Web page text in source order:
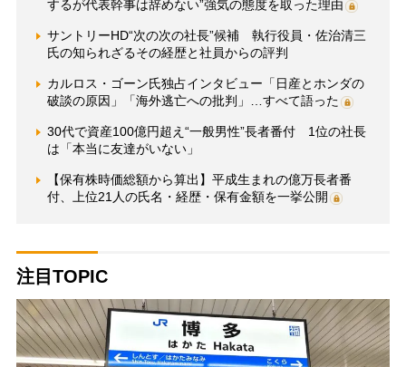
するが代表幹事は辞めない”強気の態度を取った理由
サントリーHD“次の次の社長”候補 執行役員・佐治清三
氏の知られざるその経歴と社員からの評判
カルロス・ゴーン氏独占インタビュー「日産とホンダの
破談の原因」「海外逃亡への批判」…すべて語った
30代で資産100億円超え“一般男性”長者番付 1位の社長
は「本当に友達がいない」
【保有株時価総額から算出】平成生まれの億万長者番
付、上位21人の氏名・経歴・保有金額を一挙公開
注目TOPIC